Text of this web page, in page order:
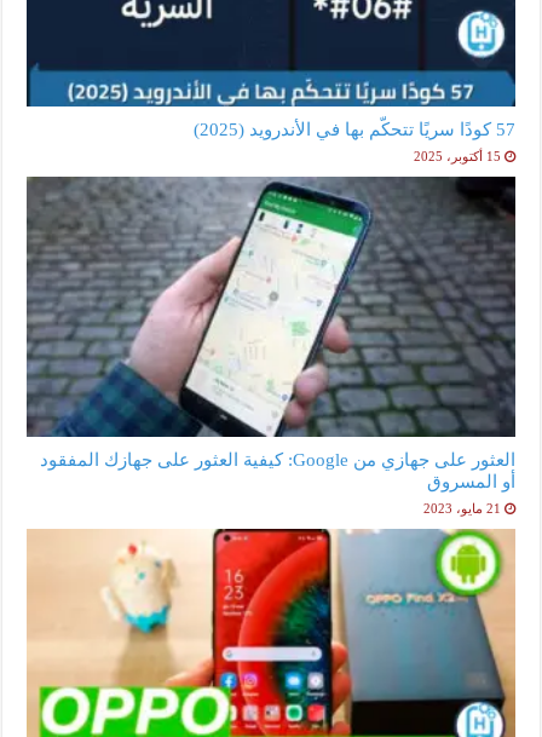
57 كودًا سريًا تتحكّم بها في الأندرويد (2025)
15 أكتوبر، 2025
العثور على جهازي من Google: كيفية العثور على جهازك المفقود
أو المسروق
21 مايو، 2023